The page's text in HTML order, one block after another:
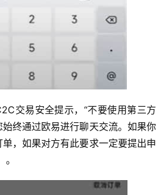
交易安全提示，“不要使用第三方
终通过欧易进行聊天交流。如果你
，如果对方有此要求一定要提出申